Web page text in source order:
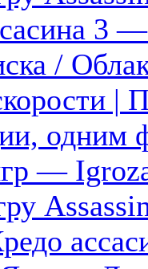
3
/
|
одним
—